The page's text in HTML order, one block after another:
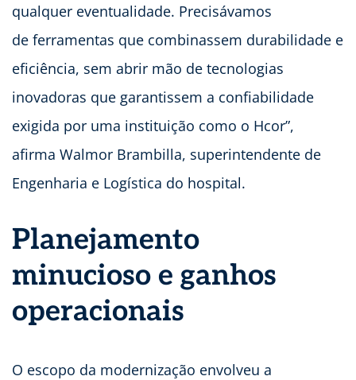
qualquer eventualidade. Precisávamos
de ferramentas que combinassem durabilidade e
eficiência, sem abrir mão de tecnologias
inovadoras que garantissem a confiabilidade
exigida por uma instituição como o Hcor”,
afirma Walmor Brambilla, superintendente de
Engenharia e Logística do hospital.
Planejamento
minucioso e ganhos
operacionais
O escopo da modernização envolveu a